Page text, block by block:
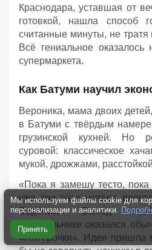
Краснодара, уставшая от
готовкой, нашла способ
считанные минуты, не тратя
Всё гениальное
супермаркета.
Как Батуми научил
Вероника, мама двоих
в Батуми с твёрдым
грузинской кухней. Но
суровой: классическое
мукой, дрожжами,
«Пока я замешу тесто,
уже три раза успеют
Вероника. Выход
холодильнике оказался
«Пятёрочки». Идея пришла
Мы используем файлы cookie для
персонализации и аналитики.
Принять